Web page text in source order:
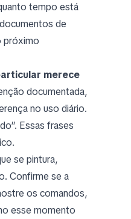
tempo está
de
próximo
merece
documentada,
no uso diário.
Essas frases
se pintura,
Confirme se a
os comandos,
esse momento